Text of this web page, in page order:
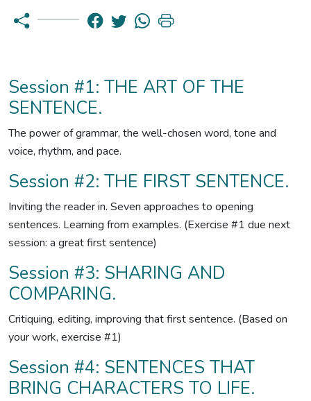
Session #1: THE ART OF THE
SENTENCE.
The power of grammar, the well-chosen word, tone and
voice, rhythm, and pace.
Session #2: THE FIRST SENTENCE.
Inviting the reader in. Seven approaches to opening
sentences. Learning from examples. (Exercise #1 due next
session: a great first sentence)
Session #3: SHARING AND
COMPARING.
Critiquing, editing, improving that first sentence. (Based on
your work, exercise #1)
Session #4: SENTENCES THAT
BRING CHARACTERS TO LIFE.